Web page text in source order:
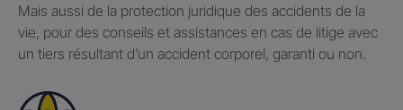
Mais aussi de la protection juridique des accidents de la
vie, pour des conseils et assistances en cas de litige avec
un tiers résultant d’un accident corporel, garanti ou non.